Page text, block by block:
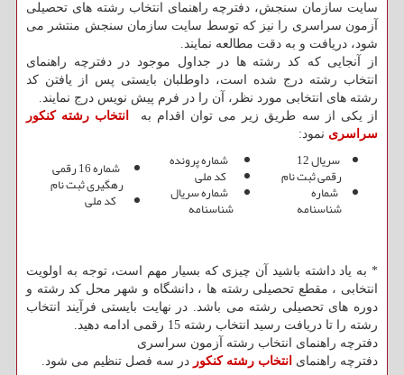
سایت سازمان سنجش، دفترچه راهنمای انتخاب رشته های تحصیلی
آزمون سراسری را نیز که توسط سایت سازمان سنجش منتشر می
شود، دریافت و به دقت مطالعه نمایند.
از آنجایی که کد رشته ها در جداول موجود در دفترچه راهنمای
انتخاب رشته درج شده است، داوطلبان بایستی پس از یافتن کد
رشته های انتخابی مورد نظر، آن را در فرم پیش نویس درج نمایند.
از یکی از سه طریق زیر می توان اقدام به
انتخاب رشته کنکور
سراسری نمود:
سریال 12
رقمی ثبت نام
شماره
شناسنامه
شماره پرونده
کد ملی
شماره سریال
شناسنامه
شماره 16 رقمی
رهگیری ثبت نام
کد ملی
* به یاد داشته باشید آن چیزی که بسیار مهم است، توجه به اولویت
انتخابی ، مقطع تحصیلی رشته ها ، دانشگاه و شهر محل کد رشته و
دوره های تحصیلی رشته می باشد. در نهایت بایستی فرآیند انتخاب
رشته را تا دریافت رسید انتخاب رشته 15 رقمی ادامه دهید.
دفترچه راهنمای انتخاب رشته آزمون سراسری
دفترچه راهنمای انتخاب رشته کنکور در سه فصل تنظیم می شود.